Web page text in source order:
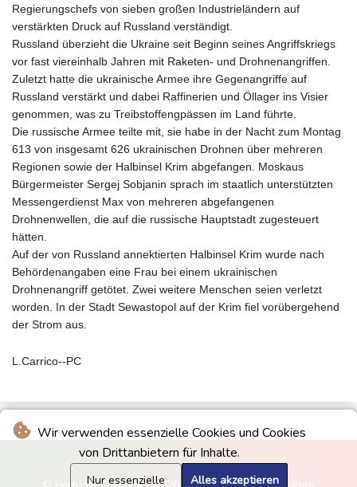
Wir verwenden essenzielle Cookies und Cookies
von Drittanbietern für Inhalte.
Nur essenzielle Alles akzeptieren
Regierungschefs von sieben großen Industrieländern auf
verstärkten Druck auf Russland verständigt.
Russland überzieht die Ukraine seit Beginn seines Angriffskriegs
vor fast viereinhalb Jahren mit Raketen- und Drohnenangriffen.
Zuletzt hatte die ukrainische Armee ihre Gegenangriffe auf
Russland verstärkt und dabei Raffinerien und Öllager ins Visier
genommen, was zu Treibstoffengpässen im Land führte.
Die russische Armee teilte mit, sie habe in der Nacht zum Montag
613 von insgesamt 626 ukrainischen Drohnen über mehreren
Regionen sowie der Halbinsel Krim abgefangen. Moskaus
Bürgermeister Sergej Sobjanin sprach im staatlich unterstützten
Messengerdienst Max von mehreren abgefangenen
Drohnenwellen, die auf die russische Hauptstadt zugesteuert
hätten.
Auf der von Russland annektierten Halbinsel Krim wurde nach
Behördenangaben eine Frau bei einem ukrainischen
Drohnenangriff getötet. Zwei weitere Menschen seien verletzt
worden. In der Stadt Sewastopol auf der Krim fiel vorübergehend
der Strom aus.
L.Carrico--PC